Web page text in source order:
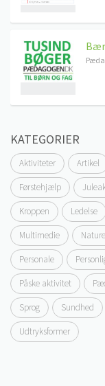
KATEGORIER
Aktiviteter Artikel
Førstehjælp
Kroppen Ledelse
Multimedie
Personale
Påske aktivitet
Sprog Sundhed
Udtryksformer